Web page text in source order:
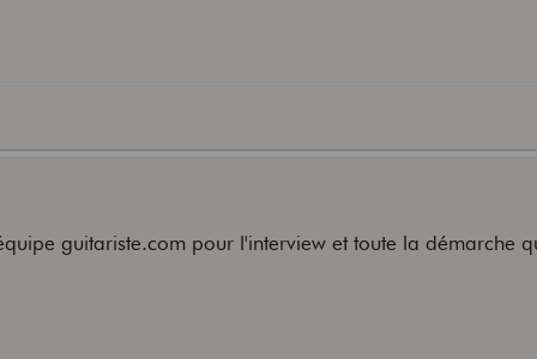
guitariste.com pour l'interview et toute la démarche